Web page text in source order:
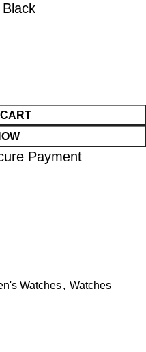
Payment
Watches, Watches